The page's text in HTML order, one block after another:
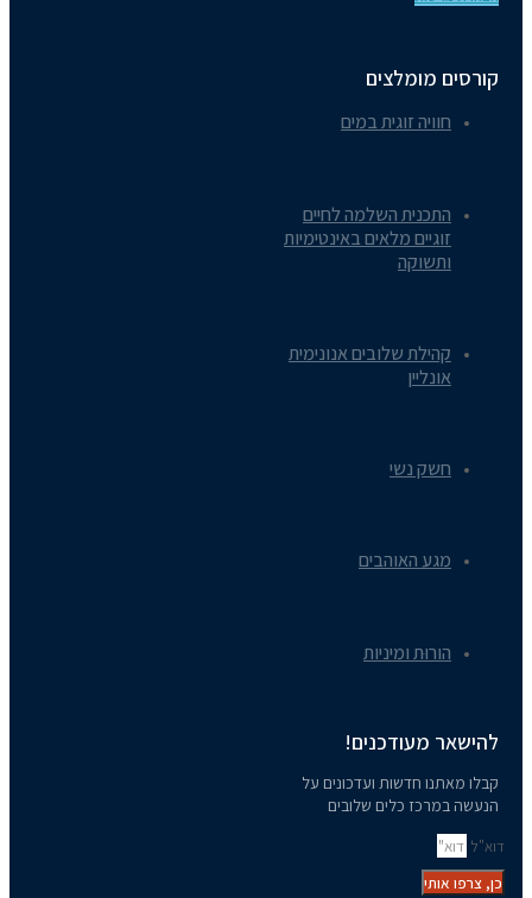
קורסים מומלצים
חוויה זוגית במים
התכנית השלמה לחיים
זוגיים מלאים באינטימיות
ותשוקה
קהילת שלובים אנונימית
אונליין
חשק נשי
מגע האוהבים
הורוּת ומיניות
להישאר מעודכנים!
קבלו מאתנו חדשות ועדכונים על
הנעשה במרכז כלים שלובים
דוא"ל
כן, צרפו אותי